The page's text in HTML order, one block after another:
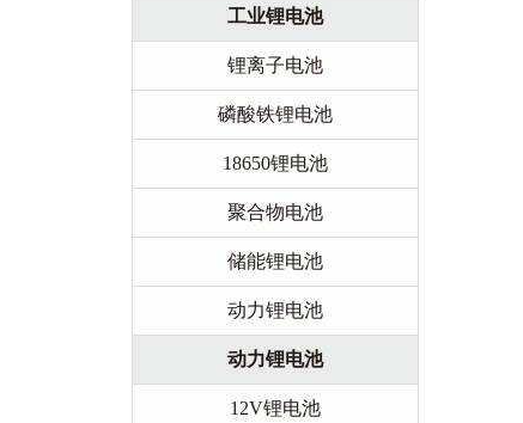
工业锂电池
锂离子电池
磷酸铁锂电池
18650锂电池
聚合物电池
储能锂电池
动力锂电池
动力锂电池
12V锂电池